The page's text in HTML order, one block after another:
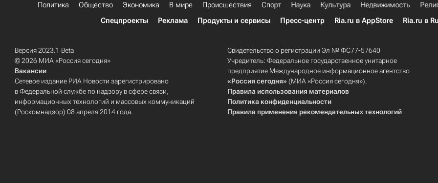
Политика Общество Экономика В мире Происшествия Спорт Наука Культура Недвижимость
Спецпроекты
Реклама Продукты и сервисы Пресс-центр Ria.ru в AppStore Ria.ru в
Версия 2023.1 Beta
© 2026 МИА «Россия сегодня»
Вакансии
Сетевое издание РИА Новости зарегистрировано
в Федеральной службе по надзору в сфере связи,
информационных технологий и массовых коммуникаций
(Роскомнадзор) 08 апреля 2014 года.
Свидетельство о регистрации Эл № ФС77-57640
Учредитель: Федеральное государственное унитарное
предприятие Международное информационное агентство
«Россия сегодня» (МИА «Россия сегодня»).
Правила использования материалов
Политика конфиденциальности
Правила применения рекомендательных технологий